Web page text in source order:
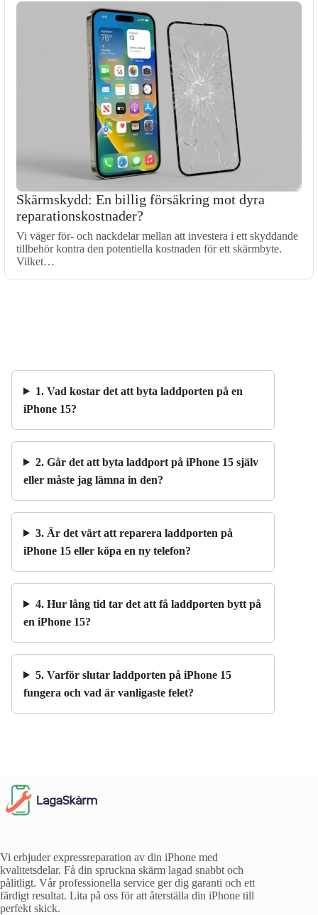
Skärmskydd: En billig försäkring mot dyra
reparationskostnader?
Vi väger för- och nackdelar mellan att investera i ett skyddande
tillbehör kontra den potentiella kostnaden för ett skärmbyte.
Vilket…
1. Vad kostar det att byta laddporten på en
iPhone 15?
2. Går det att byta laddport på iPhone 15 själv
eller måste jag lämna in den?
3. Är det värt att reparera laddporten på
iPhone 15 eller köpa en ny telefon?
4. Hur lång tid tar det att få laddporten bytt på
en iPhone 15?
5. Varför slutar laddporten på iPhone 15
fungera och vad är vanligaste felet?
Vi erbjuder expressreparation av din iPhone med
kvalitetsdelar. Få din spruckna skärm lagad snabbt och
pålitligt. Vår professionella service ger dig garanti och ett
färdigt resultat. Lita på oss för att återställa din iPhone till
perfekt skick.